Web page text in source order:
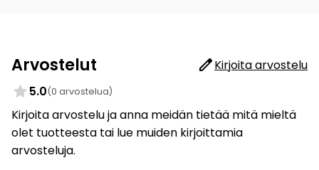
Arvostelut
Kirjoita arvostelu
5.0(0 arvostelua)
Kirjoita arvostelu ja anna meidän tietää mitä mieltä
olet tuotteesta tai lue muiden kirjoittamia
arvosteluja.